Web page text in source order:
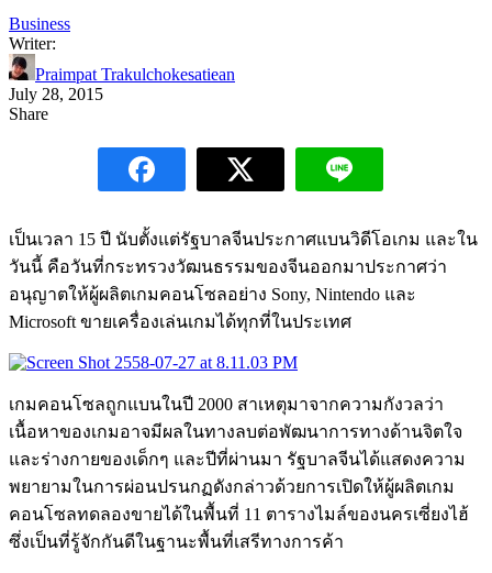
Business
Writer:
Praimpat Trakulchokesatiean
July 28, 2015
Share
เป็นเวลา 15 ปี นับตั้งแต่รัฐบาลจีนประกาศแบนวิดีโอเกม และใน
วันนี้ คือวันที่กระทรวงวัฒนธรรมของจีนออกมาประกาศว่า
อนุญาตให้ผู้ผลิตเกมคอนโซลอย่าง Sony, Nintendo และ
Microsoft ขายเครื่องเล่นเกมได้ทุกที่ในประเทศ
เกมคอนโซลถูกแบนในปี 2000 สาเหตุมาจากความกังวลว่า
เนื้อหาของเกมอาจมีผลในทางลบต่อพัฒนาการทางด้านจิตใจ
และร่างกายของเด็กๆ และปีที่ผ่านมา รัฐบาลจีนได้แสดงความ
พยายามในการผ่อนปรนกฏดังกล่าวด้วยการเปิดให้ผู้ผลิตเกม
คอนโซลทดลองขายได้ในพื้นที่ 11 ตารางไมล์ของนครเซี่ยงไฮ้
ซึ่งเป็นที่รู้จักกันดีในฐานะพื้นที่เสรีทางการค้า